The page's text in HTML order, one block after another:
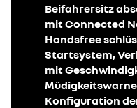
Beifahrersitz
mit Connected
Handsfree
Startsystem,
mit
Konfiguration